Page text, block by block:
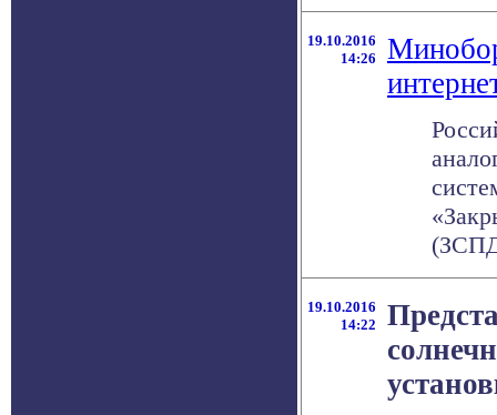
19.10.2016
14:26
19.10.2016
14:22